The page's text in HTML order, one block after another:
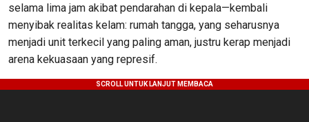
selama lima jam akibat pendarahan di kepala—kembali
menyibak realitas kelam: rumah tangga, yang seharusnya
menjadi unit terkecil yang paling aman, justru kerap menjadi
arena kekuasaan yang represif.